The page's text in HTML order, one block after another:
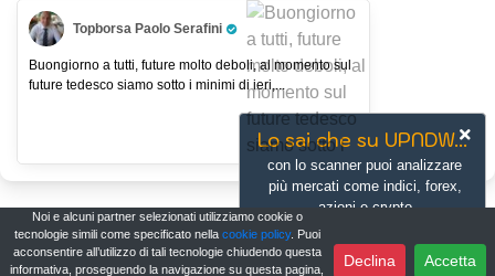
Topborsa Paolo Serafini
Pro Trader
Buongiorno a tutti, future molto deboli, al momento sul
future tedesco siamo sotto i minimi di ieri,...
Lo sai che su UPNDW...
con lo scanner puoi analizzare
più mercati come indici, forex,
azioni e crypto
contemporaneamnete
Scopri di più Vai ora
Noi e alcuni partner selezionati utilizziamo cookie o
tecnologie simili come specificato nella cookie policy. Puoi
acconsentire all’utilizzo di tali tecnologie chiudendo questa
informativa, proseguendo la navigazione su questa pagina,
Declina Accetta